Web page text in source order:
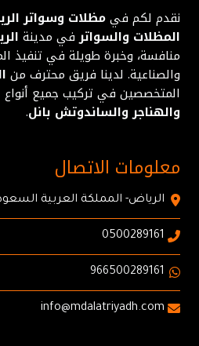
نقدم لكم فيمظلات وسواتر
المظلات والسواترفي مدينة
منافسة، وخبرة طويلة في تنفيذ
والصناعية. لدينا فريق محترف من
المتخصصين في تركيب جميع أنواع
والهناجر والساندوتش بانل.
معلومات الاتصال
الرياض- المملكة العربية
0500289161
966500289161
info@mdalatriyadh.com